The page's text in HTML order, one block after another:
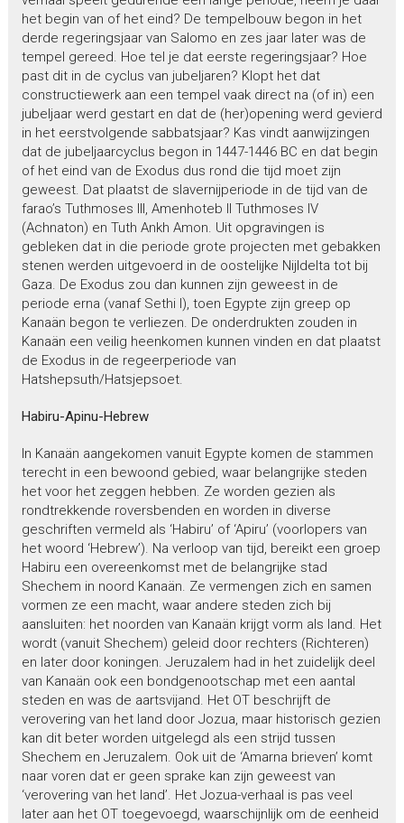
het begin van of het eind? De tempelbouw begon in het
derde regeringsjaar van Salomo en zes jaar later was de
tempel gereed. Hoe tel je dat eerste regeringsjaar? Hoe
past dit in de cyclus van jubeljaren? Klopt het dat
constructiewerk aan een tempel vaak direct na (of in) een
jubeljaar werd gestart en dat de (her)opening werd gevierd
in het eerstvolgende sabbatsjaar? Kas vindt aanwijzingen
dat de jubeljaarcyclus begon in 1447-1446 BC en dat begin
of het eind van de Exodus dus rond die tijd moet zijn
geweest. Dat plaatst de slavernijperiode in de tijd van de
farao’s Tuthmoses III, Amenhoteb II Tuthmoses IV
(Achnaton) en Tuth Ankh Amon. Uit opgravingen is
gebleken dat in die periode grote projecten met gebakken
stenen werden uitgevoerd in de oostelijke Nijldelta tot bij
Gaza. De Exodus zou dan kunnen zijn geweest in de
periode erna (vanaf Sethi I), toen Egypte zijn greep op
Kanaän begon te verliezen. De onderdrukten zouden in
Kanaän een veilig heenkomen kunnen vinden en dat plaatst
de Exodus in de regeerperiode van
Hatshepsuth/Hatsjepsoet.
Habiru-Apinu-Hebrew
In Kanaän aangekomen vanuit Egypte komen de stammen
terecht in een bewoond gebied, waar belangrijke steden
het voor het zeggen hebben. Ze worden gezien als
rondtrekkende roversbenden en worden in diverse
geschriften vermeld als ‘Habiru’ of ‘Apiru’ (voorlopers van
het woord ‘Hebrew’). Na verloop van tijd, bereikt een groep
Habiru een overeenkomst met de belangrijke stad
Shechem in noord Kanaän. Ze vermengen zich en samen
vormen ze een macht, waar andere steden zich bij
aansluiten: het noorden van Kanaän krijgt vorm als land. Het
wordt (vanuit Shechem) geleid door rechters (Richteren)
en later door koningen. Jeruzalem had in het zuidelijk deel
van Kanaän ook een bondgenootschap met een aantal
steden en was de aartsvijand. Het OT beschrijft de
verovering van het land door Jozua, maar historisch gezien
kan dit beter worden uitgelegd als een strijd tussen
Shechem en Jeruzalem. Ook uit de ‘Amarna brieven’ komt
naar voren dat er geen sprake kan zijn geweest van
‘verovering van het land’. Het Jozua-verhaal is pas veel
later aan het OT toegevoegd, waarschijnlijk om de eenheid